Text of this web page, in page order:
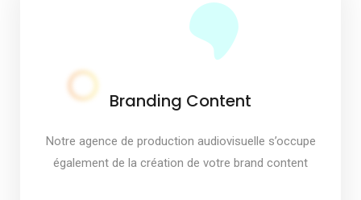
Branding Content
Notre agence de production audiovisuelle s’occupe
également de la création de votre brand content